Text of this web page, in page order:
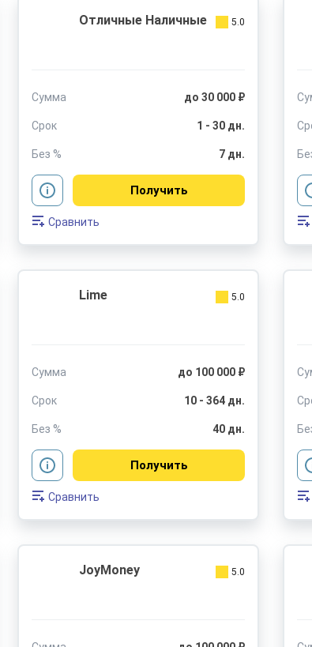
Отличные Наличные 5.0
Сумма до 30 000 ₽
Срок 1 - 30 дн.
Без % 7 дн.
Получить
Сравнить
Lime 5.0
Сумма до 100 000 ₽
Срок 10 - 364 дн.
Без % 40 дн.
Получить
Сравнить
JoyMoney 5.0